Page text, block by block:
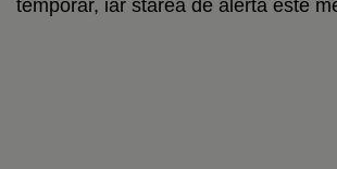
temporar, iar starea de alertă este